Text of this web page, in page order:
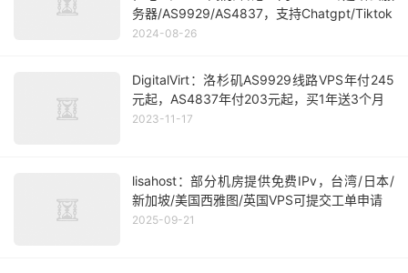
务器/AS9929/AS4837，支持Chatgpt/Tiktok
2024-08-26
DigitalVirt：洛杉矶AS9929线路VPS年付245
元起，AS4837年付203元起，买1年送3个月
2023-11-17
lisahost：部分机房提供免费IPv，台湾/日本/
新加坡/美国西雅图/英国VPS可提交工单申请
2025-09-21